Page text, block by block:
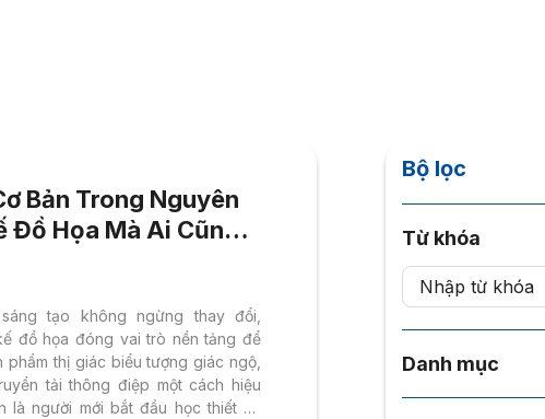
Bản Trong Nguyên
Đồ Họa Mà Ai Cũng
tạo không ngừng thay đổi,
đồ họa đóng vai trò nền tảng để
phẩm thị giác biểu tượng giác ngộ,
tải thông điệp một cách hiệu
là người mới bắt đầu học thiết kế
Bộ lọc
Từ khóa
Danh mục